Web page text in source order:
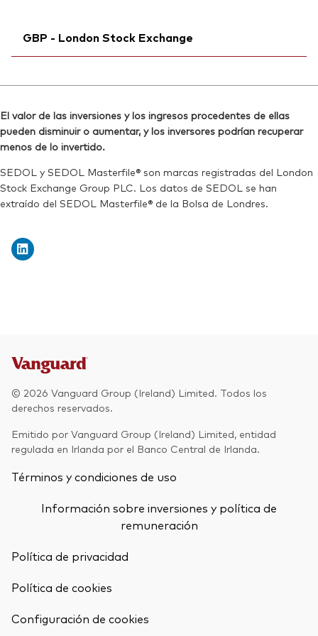
SEDOL: BKDZ2R2
Bloomberg:VWCG LN
Reuters:VWCG.L
SEDOL:BJSB5S0
Ticker de cotización:VWCG
GBP - London Stock Exchange
ISIN:IE00BK5BQX27
Reuters:VEUA.L
SEDOL: BJSBDC0
Ticker de cotización:VEUA
El valor de las inversiones y los ingresos procedentes de ellas
pueden disminuir o aumentar, y los inversores podrían recuperar
menos de lo invertido.
SEDOL y SEDOL Masterfile® son marcas registradas del London
Stock Exchange Group PLC. Los datos de SEDOL se han
extraído del SEDOL Masterfile® de la Bolsa de Londres.
© 2026 Vanguard Group (Ireland) Limited. Todos los
derechos reservados.
Emitido por Vanguard Group (Ireland) Limited, entidad
regulada en Irlanda por el Banco Central de Irlanda.
Términos y condiciones de uso
Información sobre inversiones y política de
remuneración
Política de privacidad
Política de cookies
Configuración de cookies